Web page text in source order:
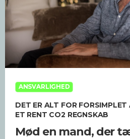
ANSVARLIGHED
DET ER ALT FOR
ET RENT CO2 REGNSKAB
Mød en mand, der